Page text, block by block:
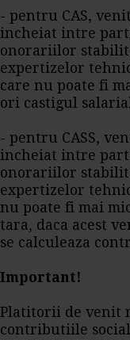
- pentru CAS,
incheiat intre
onorariilor
expertizelor
care nu poate fi
ori castigul
- pentru CASS,
incheiat intre
onorariilor
expertizelor
nu poate fi mai
tara, daca acest
se calculeaza
Important!
Platitorii de venit
contributiile